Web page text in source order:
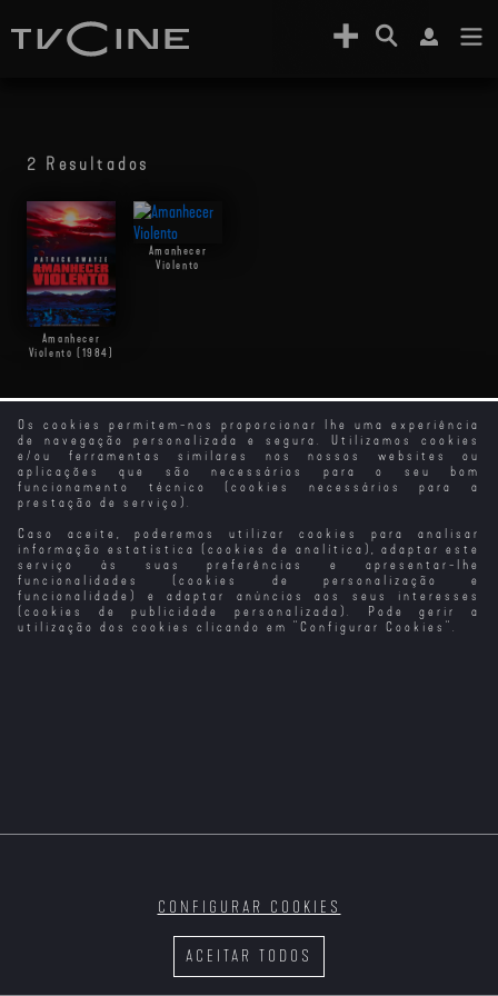
Os cookies permitem-nos proporcionar lhe uma experiência
de navegação personalizada e segura. Utilizamos cookies
e/ou ferramentas similares nos nossos websites ou
aplicações que são necessários para o seu bom
funcionamento técnico (cookies necessários para a
prestação de serviço).
Caso aceite, poderemos utilizar cookies para analisar
informação estatística (cookies de analítica), adaptar este
serviço às suas preferências e apresentar-lhe
funcionalidades (cookies de personalização e
funcionalidade) e adaptar anúncios aos seus interesses
(cookies de publicidade personalizada). Pode gerir a
utilização dos cookies clicando em " Configurar Cookies ".
ACEITAR TODOS
CONFIGURAR COOKIES
2 Resultados
Amanhecer
Violento (1984)
Amanhecer
Violento